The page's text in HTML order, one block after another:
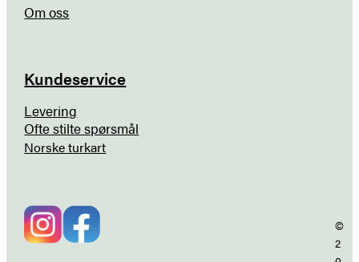
Om oss
Kundeservice
Levering
Ofte stilte spørsmål
Norske turkart
©
2